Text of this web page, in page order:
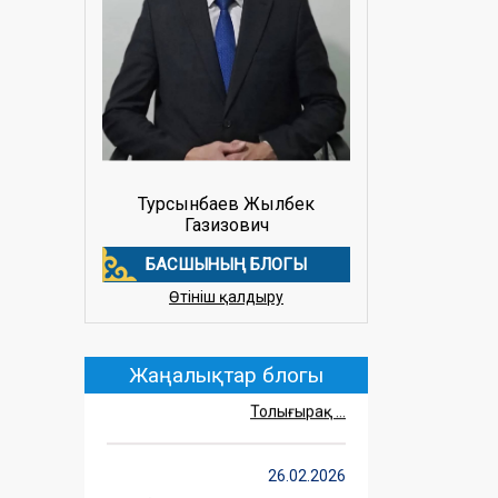
Турсынбаев Жылбек
Газизович
БАСШЫНЫҢ БЛОГЫ
Өтініш қалдыру
Жаңалықтар блогы
27.02.2026
«Зорлық-зомбылықсыз
(more…) ...
Толығырақ ...
26.02.2026